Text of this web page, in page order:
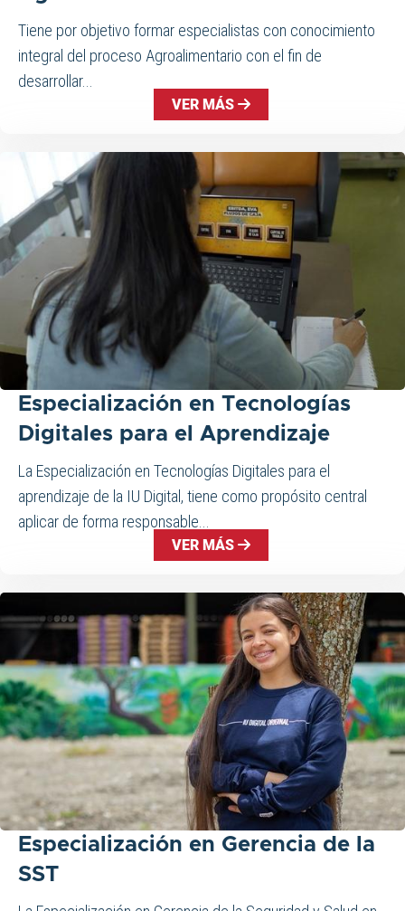
Tiene por objetivo formar especialistas con conocimiento
integral del proceso Agroalimentario con el fin de
desarrollar...
VER MÁS
Especialización en Tecnologías
Digitales para el Aprendizaje
La Especialización en Tecnologías Digitales para el
aprendizaje de la IU Digital, tiene como propósito central
aplicar de forma responsable...
VER MÁS
Especialización en Gerencia de la
SST